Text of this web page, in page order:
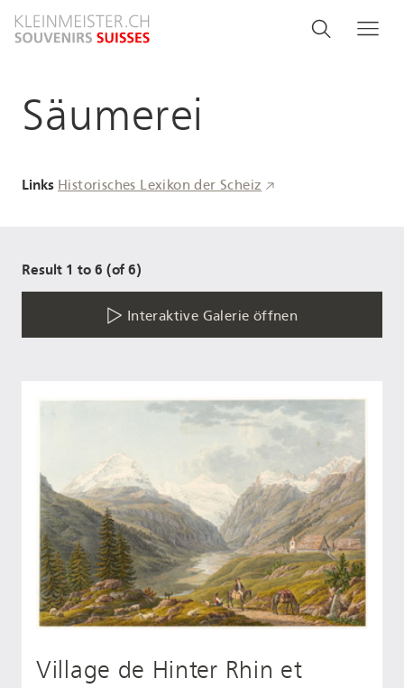
zum
Search
Suche
Säumerei
Links Historisches Lexikon der Scheiz
Result 1 to 6 (of 6)
Interaktive Galerie öffnen
Village de Hinter Rhin et